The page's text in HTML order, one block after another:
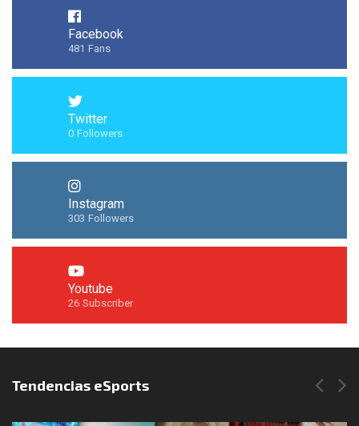
Facebook
481 Fans
Twitter
0 Followers
Instagram
303 Followers
Youtube
26 Subscriber
Síguenos en Instagram
Tendencias eSports